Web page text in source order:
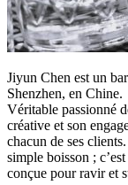
Jiyun Chen est un
Shenzhen, en Chine.
Véritable passionné
créative et son
chacun de ses
simple boisson ;
conçue pour ravir et